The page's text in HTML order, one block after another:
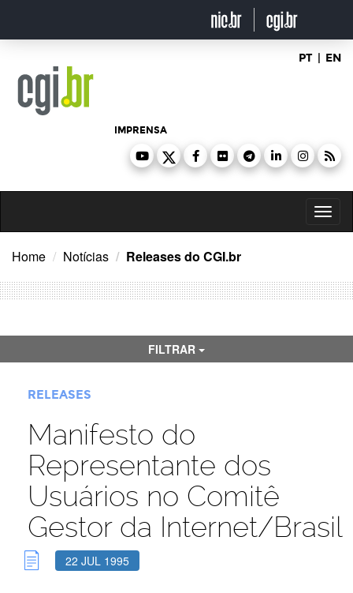
o
PT | EN
IMPRENSA
Home Notícias Releases do CGI.br
FILTRAR
RELEASES
Manifesto do
Representante dos
Usuários no Comitê
Gestor da Internet/Brasil
22 JUL 1995